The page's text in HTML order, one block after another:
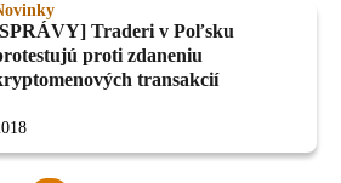
Traderi v Poľsku
proti zdaneniu
transakcií